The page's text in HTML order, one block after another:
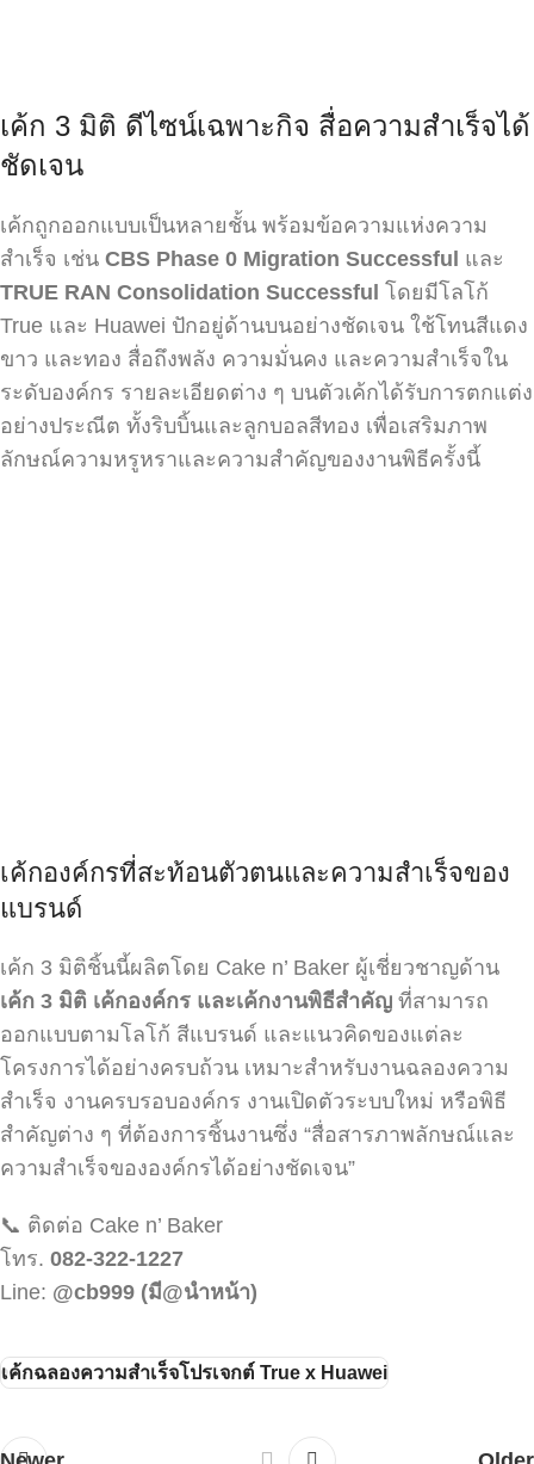
เค้ก 3 มิติ ดีไซน์เฉพาะกิจ สื่อความสำเร็จได้
ชัดเจน
เค้กถูกออกแบบเป็นหลายชั้น พร้อมข้อความแห่งความ
สำเร็จ เช่น CBS Phase 0 Migration Successful และ
TRUE RAN Consolidation Successful โดยมีโลโก้
True และ Huawei ปักอยู่ด้านบนอย่างชัดเจน ใช้โทนสีแดง
ขาว และทอง สื่อถึงพลัง ความมั่นคง และความสำเร็จใน
ระดับองค์กร รายละเอียดต่าง ๆ บนตัวเค้กได้รับการตกแต่ง
อย่างประณีต ทั้งริบบิ้นและลูกบอลสีทอง เพื่อเสริมภาพ
ลักษณ์ความหรูหราและความสำคัญของงานพิธีครั้งนี้
เค้กองค์กรที่สะท้อนตัวตนและความสำเร็จของ
แบรนด์
เค้ก 3 มิติชิ้นนี้ผลิตโดย Cake n’ Baker ผู้เชี่ยวชาญด้าน
เค้ก 3 มิติ เค้กองค์กร และเค้กงานพิธีสำคัญ ที่สามารถ
ออกแบบตามโลโก้ สีแบรนด์ และแนวคิดของแต่ละ
โครงการได้อย่างครบถ้วน เหมาะสำหรับงานฉลองความ
สำเร็จ งานครบรอบองค์กร งานเปิดตัวระบบใหม่ หรือพิธี
สำคัญต่าง ๆ ที่ต้องการชิ้นงานซึ่ง “สื่อสารภาพลักษณ์และ
ความสำเร็จขององค์กรได้อย่างชัดเจน”
📞 ติดต่อ Cake n’ Baker
โทร. 082-322-1227
Line: @cb999 (มี@นำหน้า)
เค้กฉลองความสำเร็จโปรเจกต์ True x Huawei